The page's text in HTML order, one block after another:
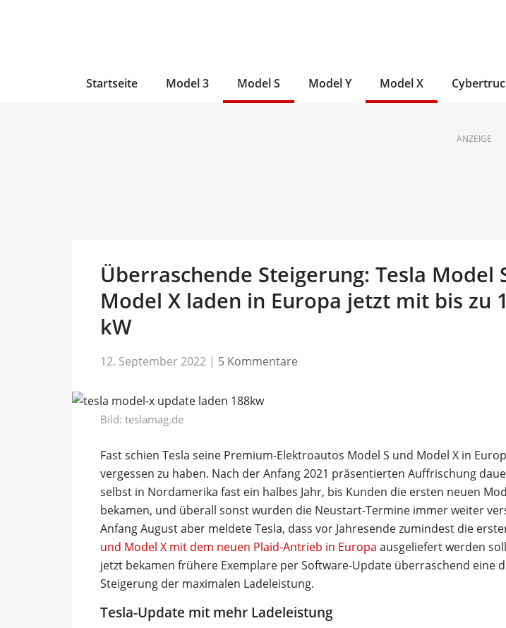
Startseite Model 3 Model S Model Y Model X
ANZEIGE
Überraschende Steigerung: Tesla Model
Model X laden in Europa jetzt mit bis zu
kW
12. September 2022 | 5 Kommentare
Bild: teslamag.de
Fast schien Tesla seine Premium-Elektroautos Model S und Model X in
vergessen zu haben. Nach der Anfang 2021 präsentierten Auffrischung
selbst in Nordamerika fast ein halbes Jahr, bis Kunden die ersten neuen
bekamen, und überall sonst wurden die Neustart-Termine immer weiter
Anfang August aber meldete Tesla, dass vor Jahresende zumindest die
und Model X mit dem neuen Plaid-Antrieb in Europa ausgeliefert werden
jetzt bekamen frühere Exemplare per Software-Update überraschend eine
Steigerung der maximalen Ladeleistung.
Tesla-Update mit mehr Ladeleistung